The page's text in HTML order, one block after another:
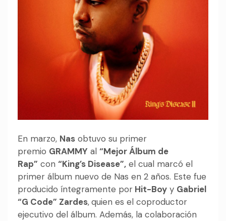
En marzo, Nas obtuvo su primer
premio GRAMMY al “Mejor Álbum de
Rap” con “King’s Disease”, el cual marcó el
primer álbum nuevo de Nas en 2 años. Este fue
producido íntegramente por Hit-Boy y Gabriel
“G Code” Zardes,quien es el coproductor
ejecutivo del álbum. Además, la colaboración